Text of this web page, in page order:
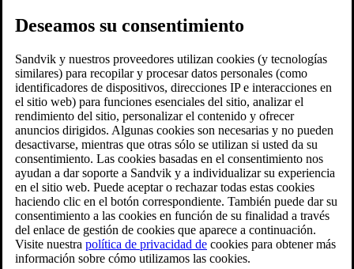
Deseamos su consentimiento
Sandvik y nuestros proveedores utilizan cookies (y tecnologías
similares) para recopilar y procesar datos personales (como
identificadores de dispositivos, direcciones IP e interacciones en
el sitio web) para funciones esenciales del sitio, analizar el
rendimiento del sitio, personalizar el contenido y ofrecer
anuncios dirigidos. Algunas cookies son necesarias y no pueden
desactivarse, mientras que otras sólo se utilizan si usted da su
consentimiento. Las cookies basadas en el consentimiento nos
ayudan a dar soporte a Sandvik y a individualizar su experiencia
en el sitio web. Puede aceptar o rechazar todas estas cookies
haciendo clic en el botón correspondiente. También puede dar su
consentimiento a las cookies en función de su finalidad a través
del enlace de gestión de cookies que aparece a continuación.
Visite nuestra política de privacidad de cookies para obtener más
información sobre cómo utilizamos las cookies.